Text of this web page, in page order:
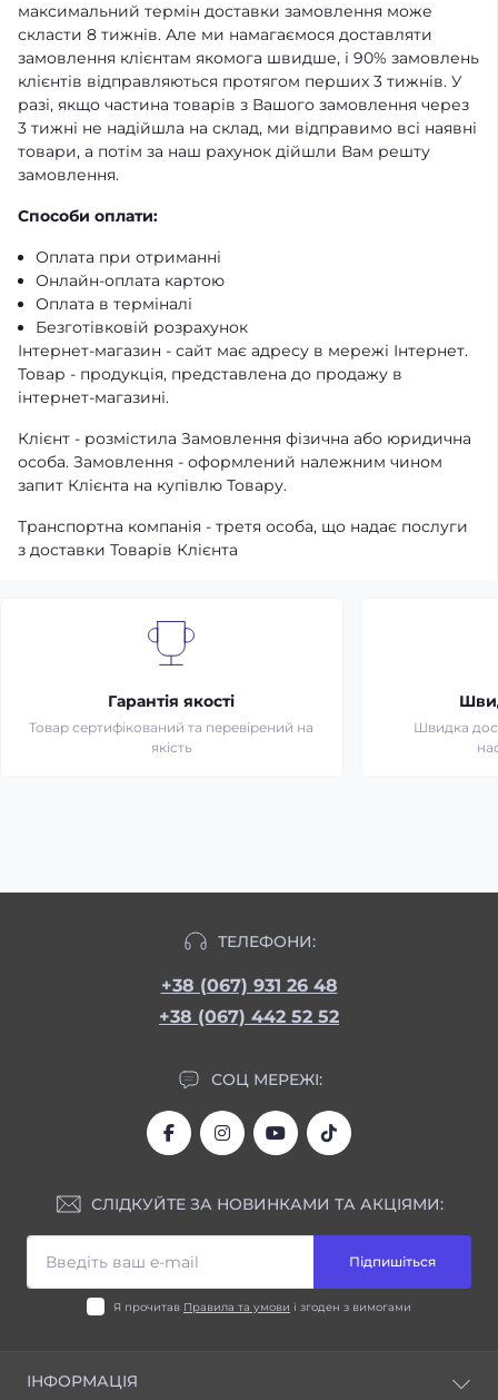
максимальний термін доставки замовлення може
скласти 8 тижнів. Але ми намагаємося доставляти
замовлення клієнтам якомога швидше, і 90% замовлень
клієнтів відправляються протягом перших 3 тижнів. У
разі, якщо частина товарів з Вашого замовлення через
3 тижні не надійшла на склад, ми відправимо всі наявні
товари, а потім за наш рахунок дійшли Вам решту
замовлення.
Способи оплати:
Оплата при отриманні
Онлайн-оплата картою
Оплата в терміналі
Безготівковій розрахунок
Інтернет-магазин - сайт має адресу в мережі Інтернет.
Товар - продукція, представлена ​​до продажу в
інтернет-магазині.
Клієнт - розмістила Замовлення фізична або юридична
особа. Замовлення - оформлений належним чином
запит Клієнта на купівлю Товару.
Транспортна компанія - третя особа, що надає послуги
з доставки Товарів Клієнта
Гарантія якості
Товар сертифікований та перевірений на
якість
Швидка
ТЕЛЕФОНИ:
+38 (067) 931 26 48
+38 (067) 442 52 52
СОЦ МЕРЕЖІ:
СЛІДКУЙТЕ ЗА НОВИНКАМИ ТА АКЦІЯМИ:
Підпишіться
Я прочитав Правила та умови і згоден з вимогами
ІНФОРМАЦІЯ